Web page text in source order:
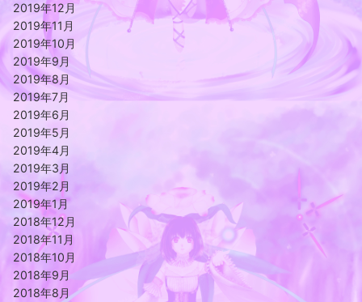
2019年12月
2019年11月
2019年10月
2019年9月
2019年8月
2019年7月
2019年6月
2019年5月
2019年4月
2019年3月
2019年2月
2019年1月
2018年12月
2018年11月
2018年10月
2018年9月
2018年8月